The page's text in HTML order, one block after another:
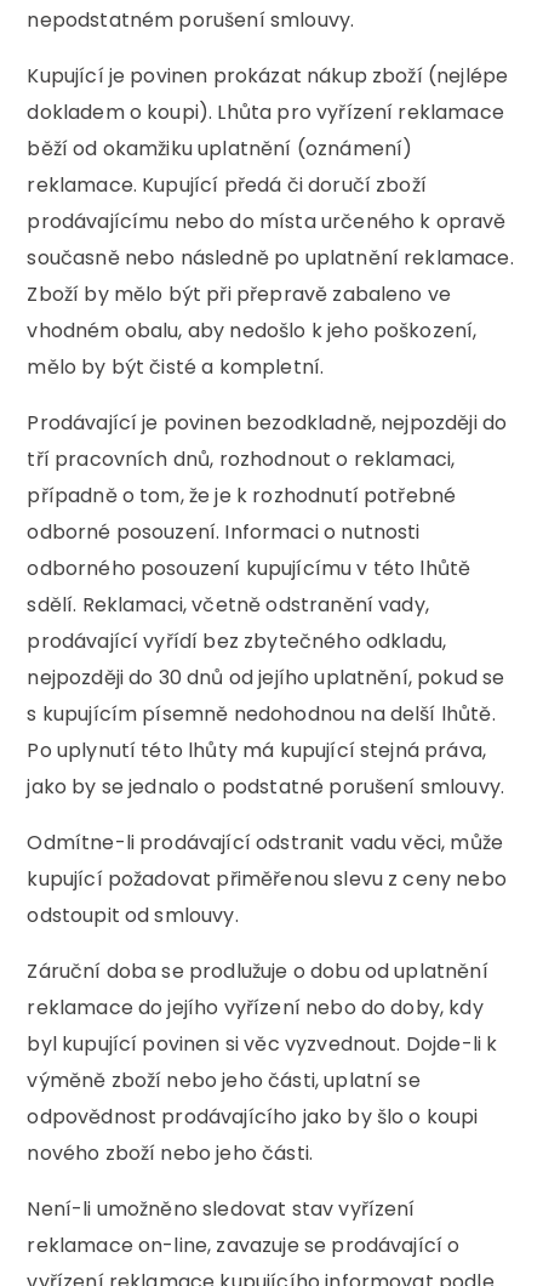
nepodstatném porušení smlouvy.
Kupující je povinen prokázat nákup zboží (nejlépe
dokladem o koupi). Lhůta pro vyřízení reklamace
běží od okamžiku uplatnění (oznámení)
reklamace. Kupující předá či doručí zboží
prodávajícímu nebo do místa určeného k opravě
současně nebo následně po uplatnění reklamace.
Zboží by mělo být při přepravě zabaleno ve
vhodném obalu, aby nedošlo k jeho poškození,
mělo by být čisté a kompletní.
Prodávající je povinen bezodkladně, nejpozději do
tří pracovních dnů, rozhodnout o reklamaci,
případně o tom, že je k rozhodnutí potřebné
odborné posouzení. Informaci o nutnosti
odborného posouzení kupujícímu v této lhůtě
sdělí. Reklamaci, včetně odstranění vady,
prodávající vyřídí bez zbytečného odkladu,
nejpozději do 30 dnů od jejího uplatnění, pokud se
s kupujícím písemně nedohodnou na delší lhůtě.
Po uplynutí této lhůty má kupující stejná práva,
jako by se jednalo o podstatné porušení smlouvy.
Odmítne-li prodávající odstranit vadu věci, může
kupující požadovat přiměřenou slevu z ceny nebo
odstoupit od smlouvy.
Záruční doba se prodlužuje o dobu od uplatnění
reklamace do jejího vyřízení nebo do doby, kdy
byl kupující povinen si věc vyzvednout. Dojde-li k
výměně zboží nebo jeho části, uplatní se
odpovědnost prodávajícího jako by šlo o koupi
nového zboží nebo jeho části.
Není-li umožněno sledovat stav vyřízení
reklamace on-line, zavazuje se prodávající o